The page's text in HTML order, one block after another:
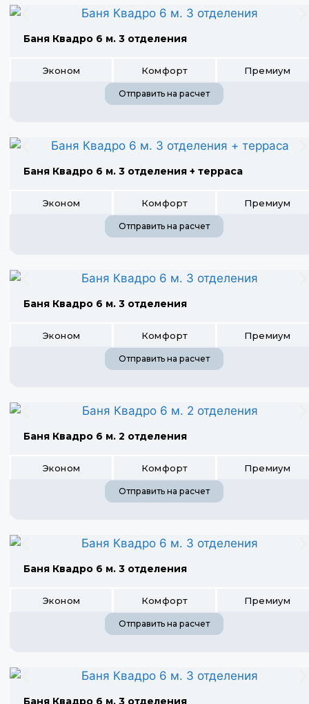
Баня Квадро 6 м. 3 отделения
Эконом Комфорт Премиум
Отправить на расчет
Баня Квадро 6 м. 3 отделения + терраса
Эконом Комфорт Премиум
Отправить на расчет
Баня Квадро 6 м. 3 отделения
Эконом Комфорт Премиум
Отправить на расчет
Баня Квадро 6 м. 2 отделения
Эконом Комфорт Премиум
Отправить на расчет
Баня Квадро 6 м. 3 отделения
Эконом Комфорт Премиум
Отправить на расчет
Баня Квадро 6 м. 3 отделения